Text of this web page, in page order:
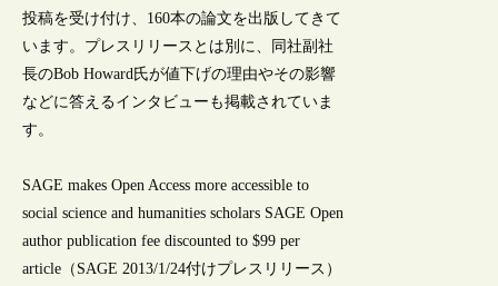
投稿を受け付け、160本の論文を出版してきて
います。プレスリリースとは別に、同社副社
長のBob Howard氏が値下げの理由やその影響
などに答えるインタビューも掲載されていま
す。
SAGE makes Open Access more accessible to
social science and humanities scholars SAGE Open
author publication fee discounted to $99 per
article（SAGE 2013/1/24付けプレスリリース）